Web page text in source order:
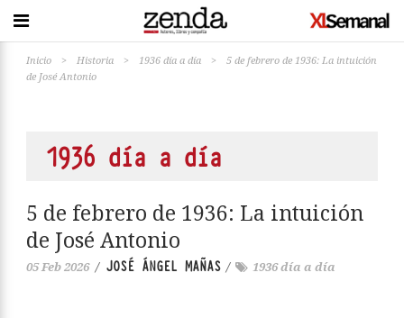
Inicio > Historia > 1936 día a día >
5 de febrero de 1936: La intuición
de José Antonio
1936 día a día
5 de febrero de 1936: La intuición
de José Antonio
05 Feb 2026 / JOSÉ ÁNGEL MAÑAS / 1936 día a día